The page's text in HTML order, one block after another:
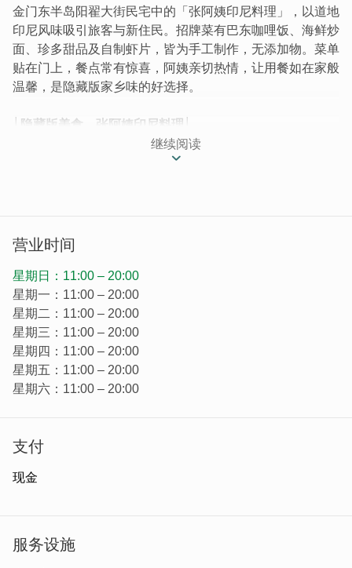
金门东半岛阳翟大街民宅中的「张阿姨印尼料理」，以道地
印尼风味吸引旅客与新住民。招牌菜有巴东咖哩饭、海鲜炒
面、珍多甜品及自制虾片，皆为手工制作，无添加物。菜单
贴在门上，餐点常有惊喜，阿姨亲切热情，让用餐如在家般
温馨，是隐藏版家乡味的好选择。
│隐藏版美食，张阿姨印尼料理│
好康道相报，以印尼道地美味让客人吃完念念不忘的「张阿
姨面店」位於金门东半岛，阳翟大街後方民宅区。凭着餐点
继续阅读
营业时间
星期日：11:00 – 20:00
星期一：11:00 – 20:00
星期二：11:00 – 20:00
星期三：11:00 – 20:00
星期四：11:00 – 20:00
星期五：11:00 – 20:00
星期六：11:00 – 20:00
支付
现金
服务设施